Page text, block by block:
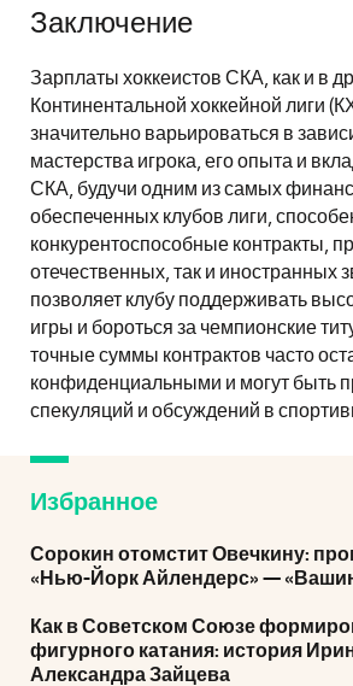
Заключение
Зарплаты хоккеистов СКА, как и в
Континентальной хоккейной лиги
значительно варьироваться в
мастерства игрока, его опыта и
СКА, будучи одним из самых
обеспеченных клубов лиги,
конкурентоспособные контракты,
отечественных, так и иностранных
позволяет клубу поддерживать
игры и бороться за чемпионские
точные суммы контрактов часто
конфиденциальными и могут быть
спекуляций и обсуждений в
Избранное
Сорокин отомстит Овечкину:
«Нью-Йорк Айлендерс» —
Как в Советском Союзе
фигурного катания: история
Александра Зайцева